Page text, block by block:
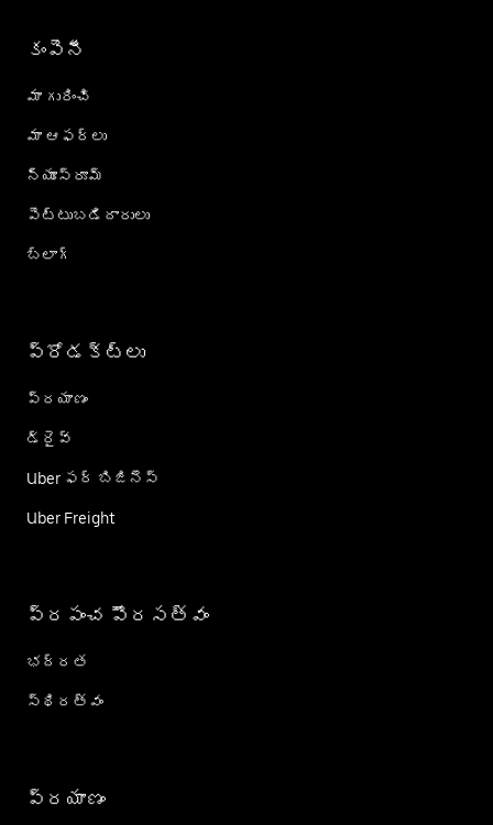
కంపెనీ
మా గురించి
మా ఆఫర్లు
న్యూస్‌రూమ్
పెట్టుబడిదారులు
బ్లాగ్
ప్రోడక్ట్؜లు
ప్రయాణం
డ్రైవ్
Uber ఫర్ బిజినెస్
Uber Freight
ప్రపంచ పౌరసత్వం
భద్రత
స్థిరత్వం
ప్రయాణం